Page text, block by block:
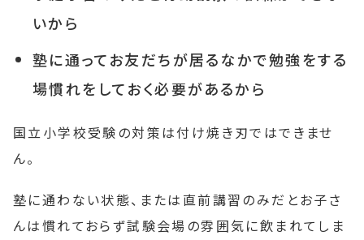
いから
塾に通ってお友だちが居るなかで勉強をする
場慣れをしておく必要があるから
国立小学校受験の対策は付け焼き刃ではできませ
ん。
塾に通わない状態、または直前講習のみだとお子さ
んは慣れておらず試験会場の雰囲気に飲まれてしま